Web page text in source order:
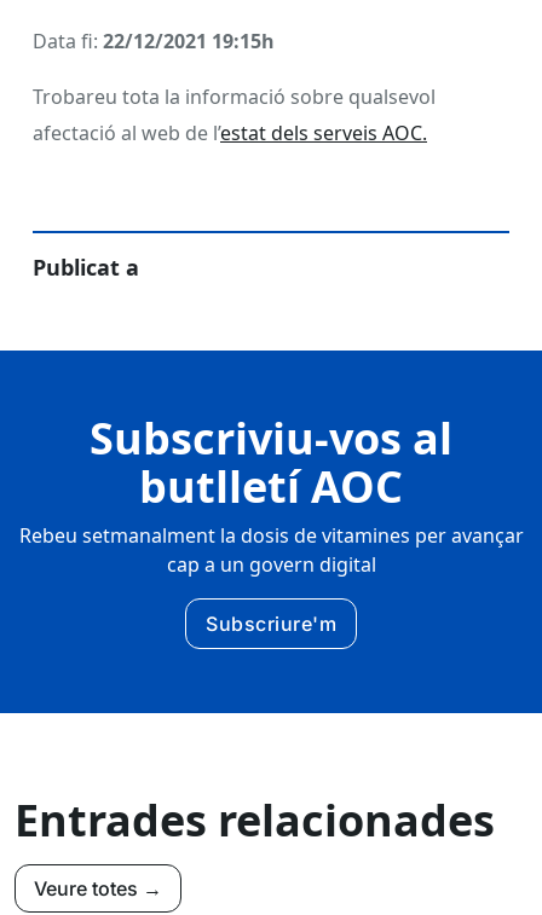
Data fi: 22/12/2021 19:15h
Trobareu tota la informació sobre qualsevol
afectació al web de l’estat dels serveis AOC.
Publicat a
Subscriviu-vos al
butlletí AOC
Rebeu setmanalment la dosis de vitamines per avançar
cap a un govern digital
Subscriure'm
Entrades relacionades
Veure totes →